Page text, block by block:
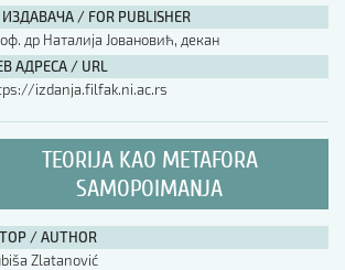
/ FOR PUBLISHER
др Наталија Јовановић, декан
АДРЕСА / URL
izdanja.filfak.ni.ac.rs
TEORIJA KAO METAFORA
SAMOPOIMANJA
/ AUTHOR
Zlatanović